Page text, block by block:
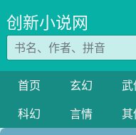
创新小说网
首页 玄幻 武
科幻
言情 其